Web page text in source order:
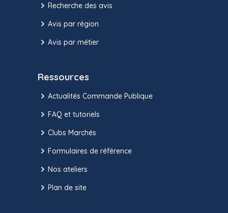
Recherche des avis
Avis par région
Avis par métier
Ressources
Actualités Commande Publique
FAQ et tutoriels
Clubs Marchés
Formulaires de référence
Nos ateliers
Plan de site